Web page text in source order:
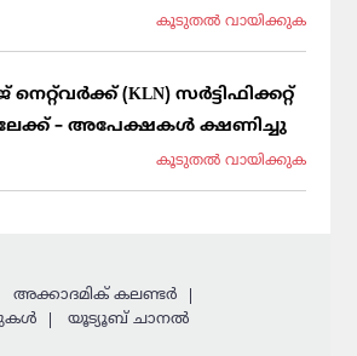
കൂടുതല്‍ വായിക്കുക
(KLN) സർട്ടിഫിക്കറ്റ്
– അപേക്ഷകൾ ക്ഷണിച്ചു
കൂടുതല്‍ വായിക്കുക
അക്കാദമിക് കലണ്ടര്‍
യൂട്യൂബ് ചാനൽ